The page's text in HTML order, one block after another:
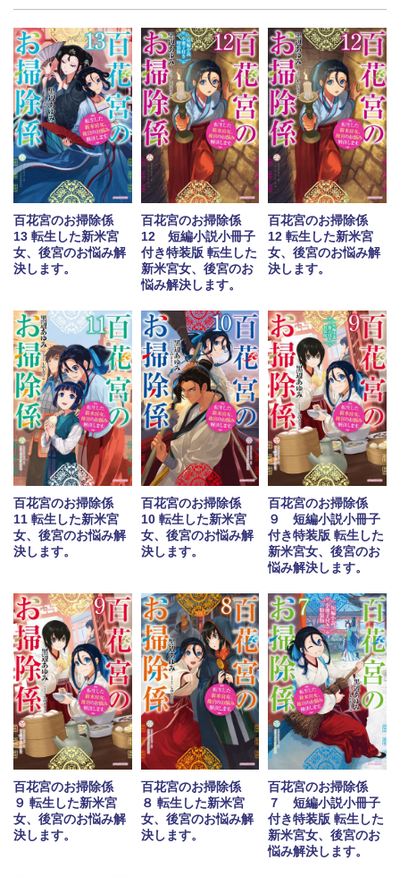
百花宮のお掃除係
13 転生した新米宮
女、後宮のお悩み解
決します。
百花宮のお掃除係
12 短編小説小冊子
付き特装版 転生した
新米宮女、後宮のお
悩み解決します。
百花宮のお掃除係
12 転生した新米宮
女、後宮のお悩み解
決します。
百花宮のお掃除係
11 転生した新米宮
女、後宮のお悩み解
決します。
百花宮のお掃除係
10 転生した新米宮
女、後宮のお悩み解
決します。
百花宮のお掃除係
９ 短編小説小冊子
付き特装版 転生した
新米宮女、後宮のお
悩み解決します。
百花宮のお掃除係
９ 転生した新米宮
女、後宮のお悩み解
決します。
百花宮のお掃除係
８ 転生した新米宮
女、後宮のお悩み解
決します。
百花宮のお掃除係
７ 短編小説小冊子
付き特装版 転生した
新米宮女、後宮のお
悩み解決します。